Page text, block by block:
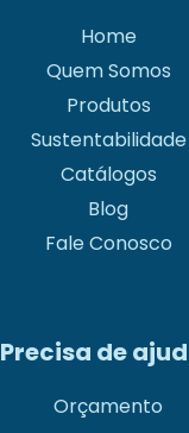
Home
Quem Somos
Produtos
Sustentabilidade
Catálogos
Blog
Fale Conosco
Precisa de
Orçamento